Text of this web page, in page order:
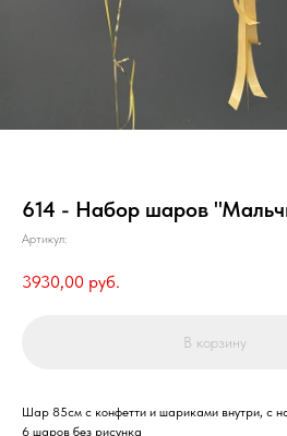
614 - Набор шаров
Артикул:
3930,00 руб.
В корзину
Шар 85см с конфетти и шариками внутри, с
6 шаров без рисунка